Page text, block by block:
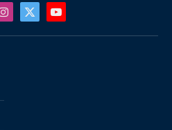
Instagram
X
(Twitter)
YouTube